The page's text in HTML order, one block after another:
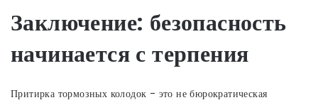
Заключение: безопасность
начинается с терпения
Притирка тормозных колодок - это не бюрократическая